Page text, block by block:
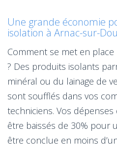
Une grande économie
isolation à Arnac-sur-
Comment se met en place
? Des produits isolants
minéral ou du lainage de
sont soufflés dans vos
techniciens. Vos
être baissés de 30% pour
être conclue en moins